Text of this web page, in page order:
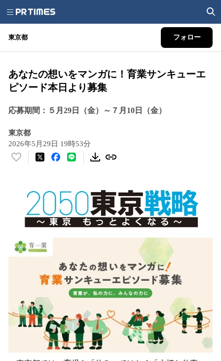
東京都 フォロー
あなたの想いをマンガに！育業サンキューエ
ピソード本日より募集
応募期間：５月29日（金）～７月10日（金）
東京都
2026年5月29日 19時53分
い
込
み